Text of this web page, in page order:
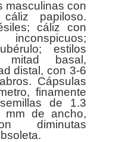
masculinas con
papiloso.
cáliz con
inconspicuos;
estilos
basal,
distal, con 3-6
Cápsulas
finamente
de 1.3
de ancho,
diminutas